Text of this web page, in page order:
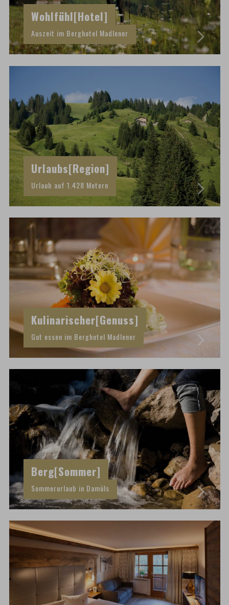
Wohlfühl[Hotel]
Auszeit im Berghotel Madlener
Urlaubs[Region]
Urlaub auf 1.428 Metern
Kulinarischer[Genuss]
Gut essen im Berghotel Madlener
Berg[Sommer]
Sommerurlaub in Damüls